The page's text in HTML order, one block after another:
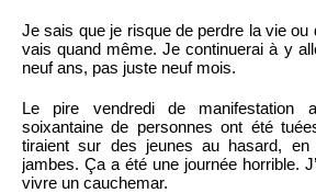
Je sais que je risque de perdre la vie ou
vais quand même. Je continuerai à y
neuf ans, pas juste neuf mois.
Le pire vendredi de
soixantaine de personnes ont été
tiraient sur des jeunes au hasard,
jambes. Ça a été une journée horrible.
vivre un cauchemar.